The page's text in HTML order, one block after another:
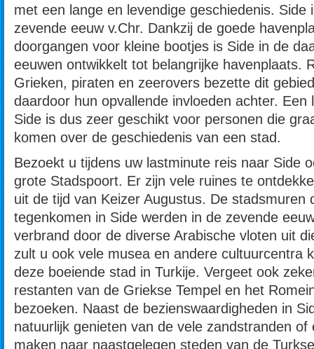
met een lange en levendige geschiedenis. Side
zevende eeuw v.Chr. Dankzij de goede
doorgangen voor kleine bootjes is Side in de
eeuwen ontwikkelt tot belangrijke havenplaats.
Grieken, piraten en zeerovers bezette dit
daardoor hun opvallende invloeden achter. Een
Side is dus zeer geschikt voor personen die
komen over de geschiedenis van een stad.
Bezoekt u tijdens uw lastminute reis naar Side
grote Stadspoort. Er zijn vele ruines te
uit de tijd van Keizer Augustus. De stadsmuren
tegenkomen in Side werden in de zevende
verbrand door de diverse Arabische vloten uit
zult u ook vele musea en andere cultuurcentra
deze boeiende stad in Turkije. Vergeet ook
restanten van de Griekse Tempel en het
bezoeken. Naast de bezienswaardigheden in
natuurlijk genieten van de vele zandstranden of
maken naar naastgelegen steden van de